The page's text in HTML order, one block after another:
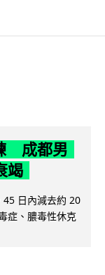
成都男
竭
45 日內減去約 20
症、膿毒性休克